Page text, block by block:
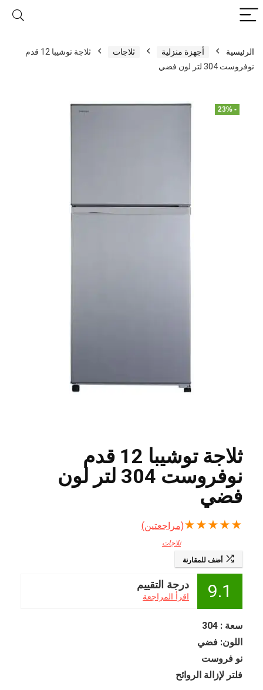
الرئيسية أجهزة منزلية ثلاجات
ثلاجة توشيبا 12 قدم
نوفروست 304 لتر لون فضي
- 23%
ثلاجة توشيبا 12 قدم
نوفروست 304 لتر لون
فضي
★
★
★
★
★(مراجعتين)
ثلاجات
أضف للمقارنة
9.1 درجة التقييم
اقرأ المراجعة
سعة : 304
اللون: فضي
نو فروست
فلتر لإزالة الروائح